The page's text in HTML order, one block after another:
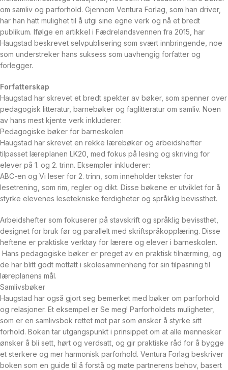
om samliv og parforhold. Gjennom Ventura Forlag, som han driver,
har han hatt mulighettil å utgi sine egne verk og nå et bredt
publikum. Ifølge en artikkel i Fædrelandsvennen fra 2015, har
Haugstad beskrevet selvpublisering som svært innbringende, noe
som understreker hans suksess som uavhengig forfatter og
forlegger.
Forfatterskap
Haugstad har skrevet et bredt spekter av bøker, som spenner over
pedagogisk litteratur, barnebøker og faglitteratur om samliv. Noen
av hans mest kjente verk inkluderer:
Pedagogiske bøker for barneskolen
Haugstad har skrevet en rekke lærebøker og arbeidshefter
tilpasset læreplanen LK20, med fokus på lesing og skriving for
elever på 1. og 2. trinn. Eksempler inkluderer:
ABC-en og Vi leser for 2. trinn, som inneholder tekster for
lesetrening, som rim, regler og dikt. Disse bøkene er utviklet for å
styrke elevenes lesetekniske ferdigheter og språklig bevissthet.
Arbeidshefter som fokuserer på stavskrift og språklig bevissthet,
designet for bruk før og parallelt med skriftspråkopplæring. Disse
heftene er praktiske verktøy for lærere og elever i barneskolen.
Hans pedagogiske bøker er preget av en praktisk tilnærming, og
de har blitt godt mottatt i skolesammenheng for sin tilpasning til
læreplanens mål.
Samlivsbøker
Haugstad har også gjort seg bemerket med bøker om parforhold
og relasjoner. Et eksempel er Se meg! Parforholdets muligheter,
som er en samlivsbok rettet mot par som ønsker å styrke sitt
forhold. Boken tar utgangspunkt i prinsippet om at alle mennesker
ønsker å bli sett, hørt og verdsatt, og gir praktiske råd for å bygge
et sterkere og mer harmonisk parforhold. Ventura Forlag beskriver
boken som en guide til å forstå og møte partnerens behov, basert